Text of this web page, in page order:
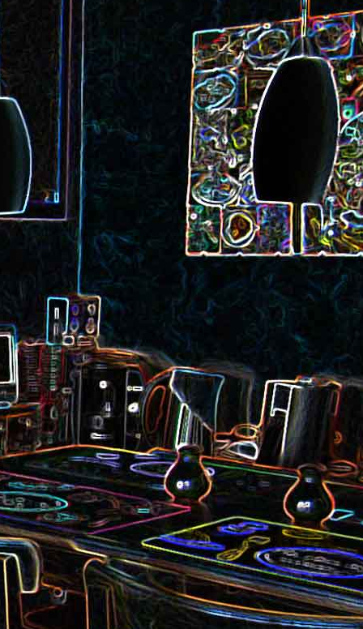
et aux Cookie géant aux pépites de
chocolat et au miel
Noix de cajou caramélisées
au sésame
au Quesadillas à la mexicaine